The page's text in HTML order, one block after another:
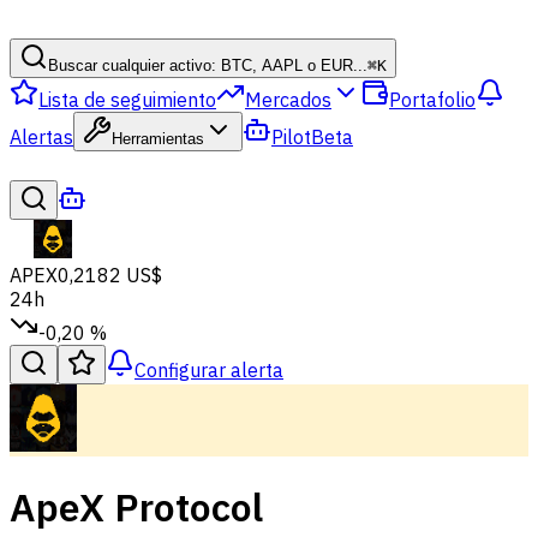
Buscar cualquier activo: BTC, AAPL o EUR...⌘K
Lista de seguimiento Mercados
Portafolio
Alertas
Herramientas PilotBeta
APEX0,2182 US$
24h
-0,20 %
Configurar alerta
ApeX Protocol